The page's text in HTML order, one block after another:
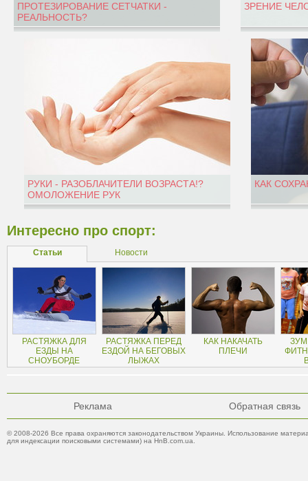
ПРОТЕЗИРОВАНИЕ СЕТЧАТКИ -
РЕАЛЬНОСТЬ?
ЗРЕНИЕ
РУКИ - РАЗОБЛАЧИТЕЛИ ВОЗРАСТА!?
ОМОЛОЖЕНИЕ РУК
КАК
Интересно про спорт:
Статьи Новости
РАСТЯЖКА ДЛЯ
ЕЗДЫ НА
СНОУБОРДЕ
РАСТЯЖКА ПЕРЕД
ЕЗДОЙ НА БЕГОВЫХ
ЛЫЖАХ
КАК НАКАЧАТЬ
ПЛЕЧИ
Реклама Обратная связь
© 2008-2026 Все права охраняются законодательством Украины. Использование
для индексации поисковыми системами) на HnB.com.ua.